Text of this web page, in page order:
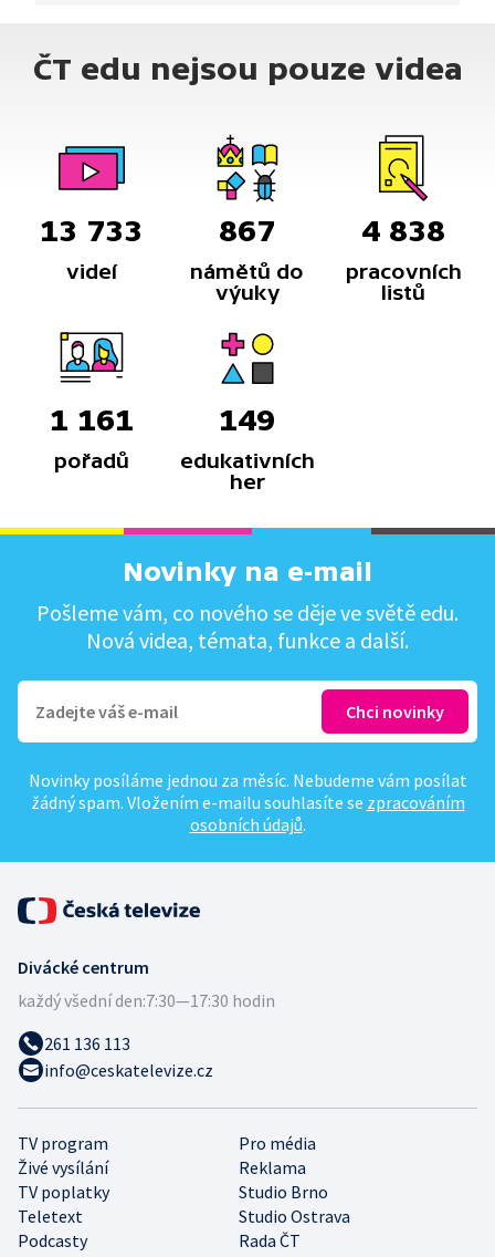
ČT edu nejsou pouze videa
13 733
videí
867
námětů do
výuky
4 838
pracovních
listů
1 161
pořadů
149
edukativních
her
Novinky na e-mail
Pošleme vám, co nového se děje ve světě edu.
Nová videa, témata, funkce a další.
Novinky posíláme jednou za měsíc. Nebudeme vám posílat
žádný spam. Vložením e-mailu souhlasíte se zpracováním
osobních údajů.